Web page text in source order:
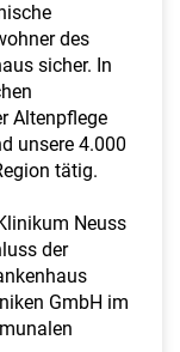
des
sicher. In
Altenpflege
unsere 4.000
tätig.
Neuss
der
GmbH im